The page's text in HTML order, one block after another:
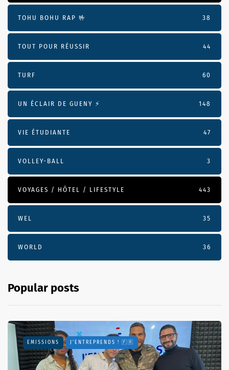
TOHU BOHU RAP 🤟 38
TOUT POUR RÉUSSIR 44
TURF 60
UN ÉCLAIR DE GUENY ⚡️ 148
VIE ÉTUDIANTE 47
VOLLEY-BALL 3
VOYAGES / HÔTEL / LIFESTYLE 443
WEL 35
WORLD 36
Popular posts
EMISSIONS J'ENTREPRENDS ! 🇫🇷